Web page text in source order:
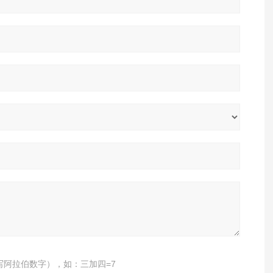
拉伯数字），如：三加四=7